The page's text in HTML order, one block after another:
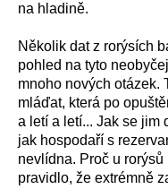
na hladině.
Několik dat z rorýsích
pohled na tyto
mnoho nových otázek.
mláďat, která po
a letí a letí... Jak se jim
jak hospodaří s
nevlídna. Proč u
pravidlo, že extrémně